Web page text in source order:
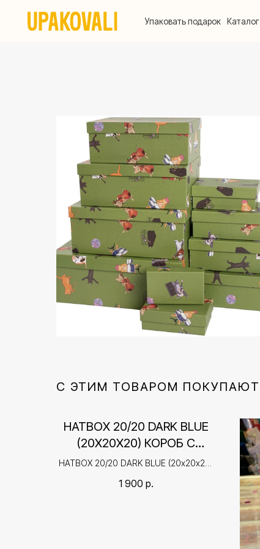
Упаковать подарок Каталог Услуги
С ЭТИМ ТОВАРОМ ПОКУПАЮТ
HATBOX 20/20 DARK BLUE
(20Х20Х20) КОРОБ С
КРЫШКОЙ ПЛОТНЫЙ
ПОДАРОЧНЫЙ, С РУЧКАМИ
HATBOX 20/20 DARK BLUE (20х20х20)
с ручками
1 900 р.